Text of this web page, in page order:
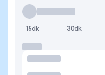
15dk 30dk